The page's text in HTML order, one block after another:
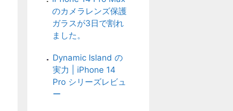
のカメラレンズ保護
ガラスが3日で割れ
ました。
Dynamic Island の
実力 | iPhone 14
Pro シリーズレビュ
ー